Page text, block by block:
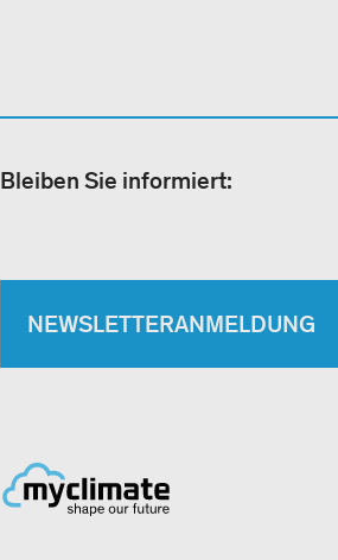
Bleiben Sie informiert:
NEWSLETTERANMELDUNG